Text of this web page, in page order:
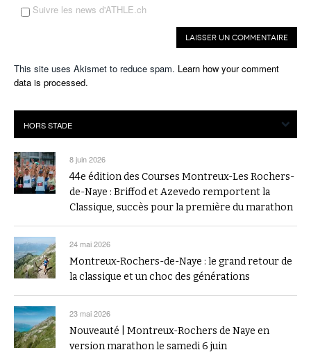
Suivre les news d'ATHLE.ch
This site uses Akismet to reduce spam. Learn how your comment
data is processed.
8 juin 2026
44e édition des Courses Montreux-Les Rochers-
de-Naye : Briffod et Azevedo remportent la
Classique, succès pour la première du marathon
24 mai 2026
Montreux-Rochers-de-Naye : le grand retour de
la classique et un choc des générations
23 mai 2026
Nouveauté | Montreux-Rochers de Naye en
version marathon le samedi 6 juin